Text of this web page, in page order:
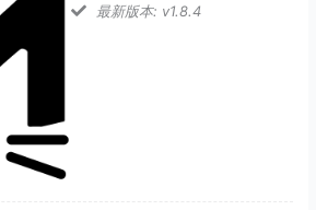
最新版本: v1.8.4